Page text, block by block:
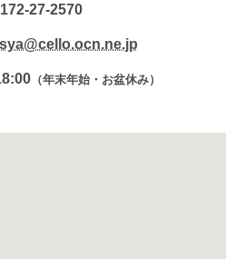
27-2570
（年末年始・お盆休み）